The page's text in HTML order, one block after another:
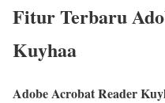
Fitur Terbaru
Kuyhaa
Adobe Acrobat Reader